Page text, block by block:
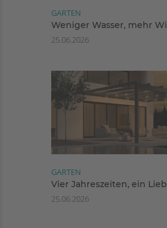
GARTEN
Weniger Wasser, mehr
25.06.2026
GARTEN
Vier Jahreszeiten, ein
25.06.2026